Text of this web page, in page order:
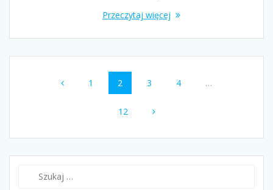
Przeczytaj więcej
Nawigacja
wpisów
Strona
1 Strona
2 Strona
3 Strona
4 …
Strona
12